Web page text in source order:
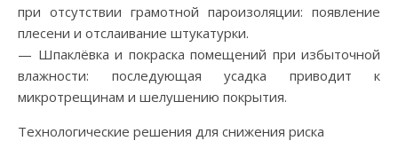
при отсутствии грамотной пароизоляции: появление
плесени и отслаивание штукатурки.
— Шпаклёвка и покраска помещений при избыточной
влажности: последующая усадка приводит к
микротрещинам и шелушению покрытия.
Технологические решения для снижения риска